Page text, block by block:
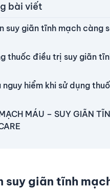
bài viết
suy giãn tĩnh mạch càng
thuốc điều trị suy giãn
nguy hiểm khi sử dụng
MÁU – SUY GIÃN
suy giãn tĩnh